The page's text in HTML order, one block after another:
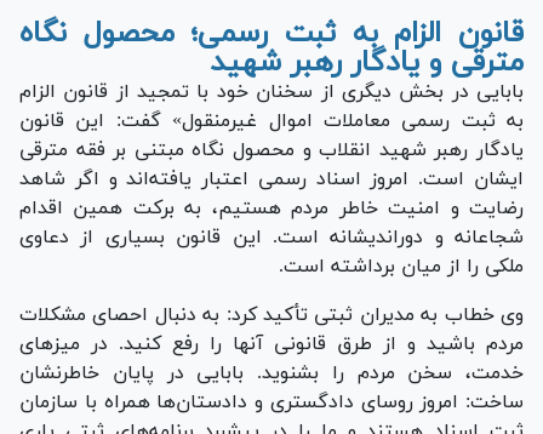
قانون الزام به ثبت رسمی؛ محصول نگاه
مترقی و یادگار رهبر شهید
بابایی در بخش دیگری از سخنان خود با تمجید از قانون الزام
به ثبت رسمی معاملات اموال غیرمنقول» گفت: این قانون
یادگار رهبر شهید انقلاب و محصول نگاه مبتنی بر فقه مترقی
ایشان است. امروز اسناد رسمی اعتبار یافته‌اند و اگر شاهد
رضایت و امنیت خاطر مردم هستیم، به برکت همین اقدام
شجاعانه و دوراندیشانه است. این قانون بسیاری از دعاوی
ملکی را از میان برداشته است.
وی خطاب به مدیران ثبتی تأکید کرد: به دنبال احصای مشکلات
مردم باشید و از طرق قانونی آنها را رفع کنید. در میز‌های
خدمت، سخن مردم را بشنوید. بابایی در پایان خاطرنشان
ساخت: امروز روسای دادگستری و دادستان‌ها همراه با سازمان